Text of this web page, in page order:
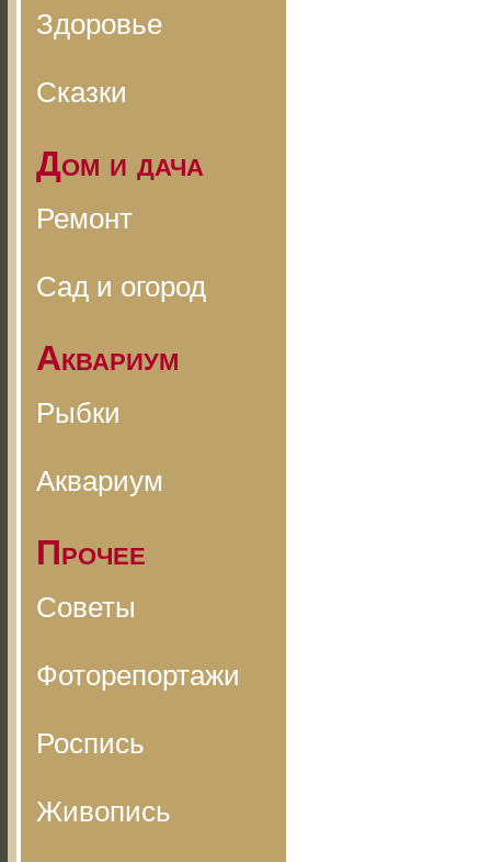
Здоровье
Сказки
Дом и дача
Ремонт
Сад и огород
Аквариум
Рыбки
Аквариум
Прочее
Советы
Фоторепортажи
Роспись
Живопись